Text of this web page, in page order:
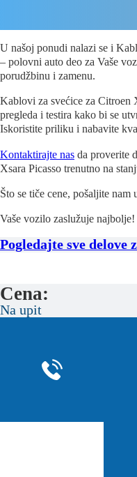
U našoj ponudi nalazi se i
– polovni auto deo za Vaše
porudžbinu i zamenu.
Kablovi za svećice za Citroen
pregleda i testira kako bi se
Iskoristite priliku i nabavite
Kontaktirajte nas da proverite
Xsara Picasso trenutno na
Što se tiče cene, pošaljite
Vaše vozilo zaslužuje najbolje!
Pogledajte sve delove
Cena:
Na upit